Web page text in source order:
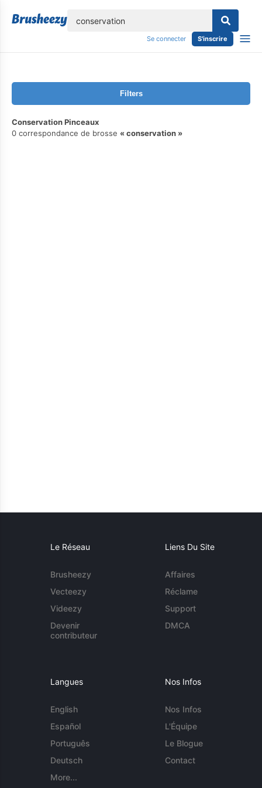
Se connecter S'inscrire
Filters
Conservation Pinceaux
0 correspondance de brosse
conservation
Le Réseau
Brusheezy
Vecteezy
Videezy
Devenir
contributeur
Liens Du Site
Affaires
Réclame
Support
DMCA
Langues
English
Español
Português
Deutsch
More...
Nos Infos
Nos Infos
L'Équipe
Le Blogue
Contact